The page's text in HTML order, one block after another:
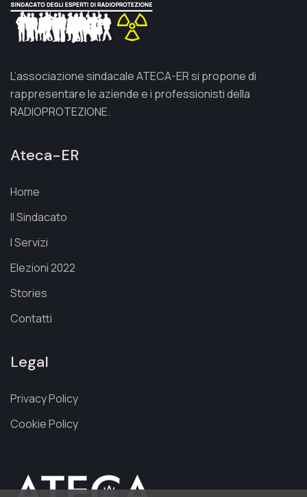
L’associazione sindacale ATECA-ER si propone di
rappresentare le aziende e i professionisti della
RADIOPROTEZIONE.
Ateca-ER
Home
Il Sindacato
I Servizi
Elezioni 2022
Stories
Contatti
Legal
Privacy Policy
Cookie Policy